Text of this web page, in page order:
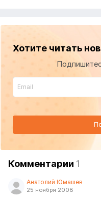
Хотите читать
Комментарии 1
Анатолий Юмашев
25 ноября 2008